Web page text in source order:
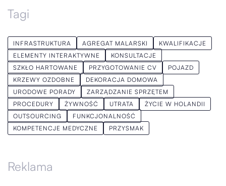
Tagi
INFRASTRUKTURA AGREGAT MALARSKI
KWALIFIKACJE
ELEMENTY INTERAKTYWNE
KONSULTACJE
SZKŁO HARTOWANE
PRZYGOTOWANIE CV
POJAZD
KRZEWY OZDOBNE
DEKORACJA DOMOWA
URODOWE PORADY
ZARZĄDZANIE SPRZĘTEM
PROCEDURY
ŻYWNOŚĆ UTRATA
ŻYCIE W HOLANDII
OUTSOURCING
FUNKCJONALNOŚĆ
KOMPETENCJE MEDYCZNE
PRZYSMAK
Reklama